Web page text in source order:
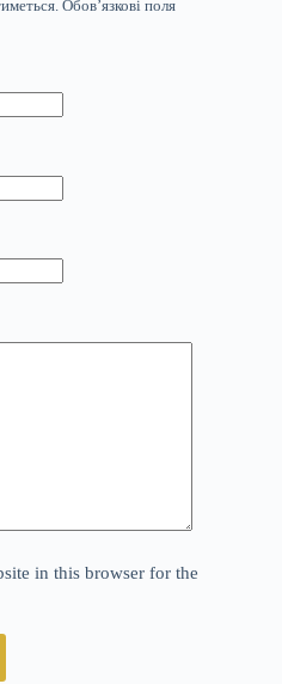
Обов’язкові поля
in this browser for the